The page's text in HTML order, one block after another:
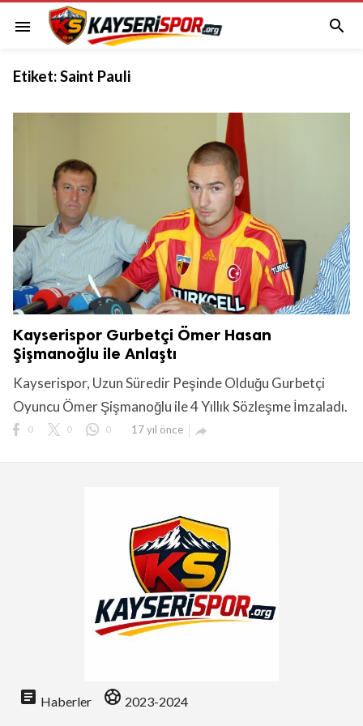
menu 
Etiket:Saint Pauli
Kayserispor Gurbetçi Ömer Hasan
Şişmanoğlu ile Anlaştı
Kayserispor, Uzun Süredir Peşinde Olduğu Gurbetçi
Oyuncu Ömer Şişmanoğlu ile 4 Yıllık Sözleşme İmzaladı.
0 0 0 17 yıl önce 
article Haberler sports_soccer 2023-2024